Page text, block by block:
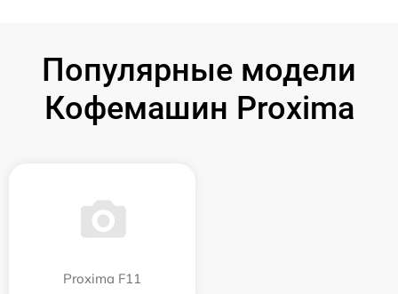
Популярные модели
Кофемашин Proxima
Proxima F11